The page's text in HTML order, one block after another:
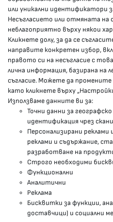
МЗ В СОЦИАЛНИТЕ
Facebook страница
Instragram профил
YouTube канал
Threads профил
Карта на сайта
Бисквитки
Условия за използване
или уникални идентификатори
Несъгласието или отмяната на
неблагоприятно върху някои
Кликнете долу, за да се
направите конкретен избор,
правото си на несъгласие с
лична информация, базирана на
съгласие. Можете да промените
като кликнете върху
Използваме данните ви за:
Точни данни за
идентификация чрез
Персонализирани реклами
реклами и съдържание,
разработване на
Строго необходими
Функционални
Аналитични
Реклама
Бисквитки за функции,
доставчици) и социални